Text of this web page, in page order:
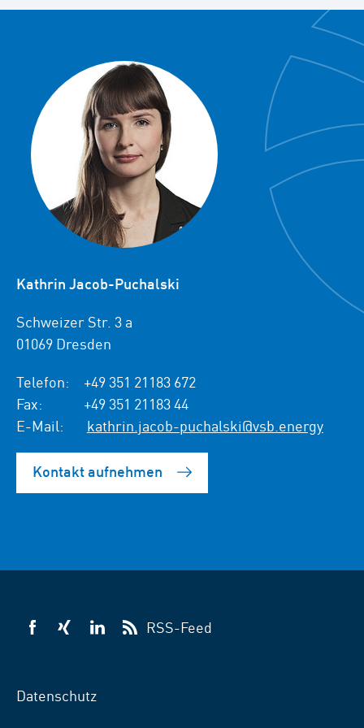
Kathrin Jacob-Puchalski
Schweizer Str. 3 a
01069 Dresden
Telefon:
+49 351 21183 672
Fax:
+49 351 21183 44
E-Mail:
kathrin.jacob-puchalski@vsb.energy
Kontakt aufnehmen
VSB
VSB
VSB
RSS-Feed
Datenschutz